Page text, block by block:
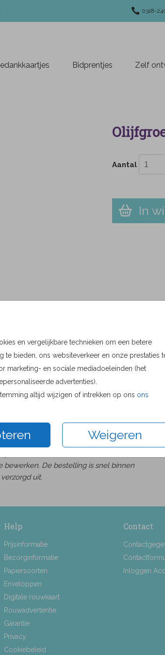
0318-
Bidprentjes Zelf
en vergelijkbare technieken om een betere
te bieden, ons websiteverkeer en onze prestaties
marketing- en sociale mediadoeleinden (het
advertenties).
altijd wijzigen of intrekken op ons ons
Weigeren
Aantal
In
om een kaart naar wens uit te
bewerken. De bestelling is snel binnen
uit.
Help
Prijsinformatie
Bezorginformatie
Papiersoorten
Enveloppen
Digitale rouwkaart
Rouwadvertentie
Garantie
Privacy
Cookiebeleid
Contact
Inloggen